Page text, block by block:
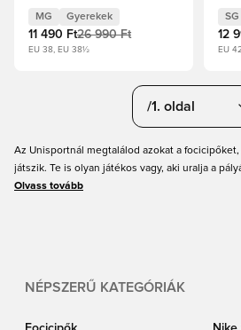
Fury/Fehér Gyerek
MG Gyerekek
11 490 Ft26 990 Ft
EU 38, EU 38½
Noir
SG
12
EU
/1. oldal
Az Unisportnál megtalálod azokat a
játszik. Te is olyan játékos vagy, aki uralja a
Akkor érdemes megfontolnod, hogy te is a
Olvass tovább
NÉPSZERŰ KATEGÓRIÁK